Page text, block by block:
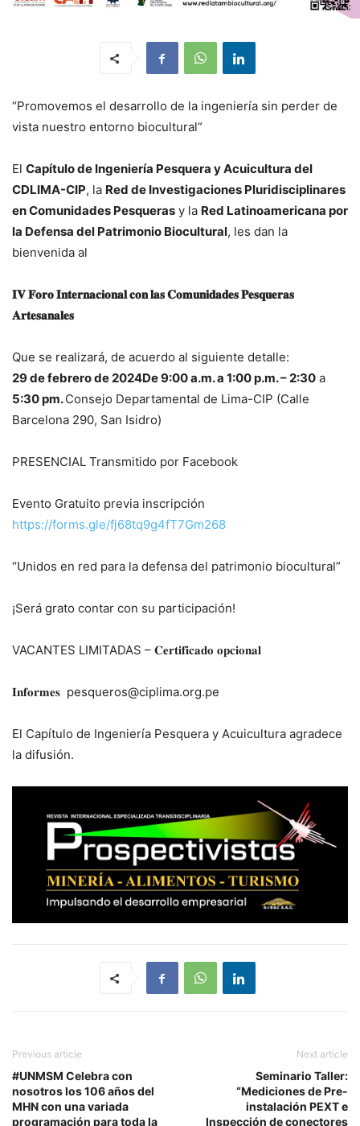
“Promovemos el desarrollo de la ingeniería sin perder de
vista nuestro entorno biocultural”
El Capítulo de Ingeniería Pesquera y Acuicultura del
CDLIMA-CIP, la Red de Investigaciones Pluridisciplinares
en Comunidades Pesqueras y la Red Latinoamericana por
la Defensa del Patrimonio Biocultural, les dan la
bienvenida al
𝐈𝐕 𝐅𝐨𝐫𝐨 𝐈𝐧𝐭𝐞𝐫𝐧𝐚𝐜𝐢𝐨𝐧𝐚𝐥 𝐜𝐨𝐧 𝐥𝐚𝐬 𝐂𝐨𝐦𝐮𝐧𝐢𝐝𝐚𝐝𝐞𝐬 𝐏𝐞𝐬𝐪𝐮𝐞𝐫𝐚𝐬
𝐀𝐫𝐭𝐞𝐬𝐚𝐧𝐚𝐥𝐞𝐬
Que se realizará, de acuerdo al siguiente detalle:
29 de febrero de 2024De 9:00 a.m. a 1:00 p.m. – 2:30 a
5:30 pm.Consejo Departamental de Lima-CIP (Calle
Barcelona 290, San Isidro)
PRESENCIAL Transmitido por Facebook
Evento Gratuito previa inscripción
https://forms.gle/fj68tq9g4fT7Gm268
“Unidos en red para la defensa del patrimonio biocultural”
¡Será grato contar con su participación!
VACANTES LIMITADAS – 𝐂𝐞𝐫𝐭𝐢𝐟𝐢𝐜𝐚𝐝𝐨 𝐨𝐩𝐜𝐢𝐨𝐧𝐚𝐥
𝐈𝐧𝐟𝐨𝐫𝐦𝐞𝐬 pesqueros@ciplima.org.pe
El Capítulo de Ingeniería Pesquera y Acuicultura agradece
la difusión.
Previous article
#UNMSM Celebra con
nosotros los 106 años del
MHN con una variada
programación para toda la
Next article
Seminario Taller:
“Mediciones de Pre-
instalación PEXT e
Inspección de conectores